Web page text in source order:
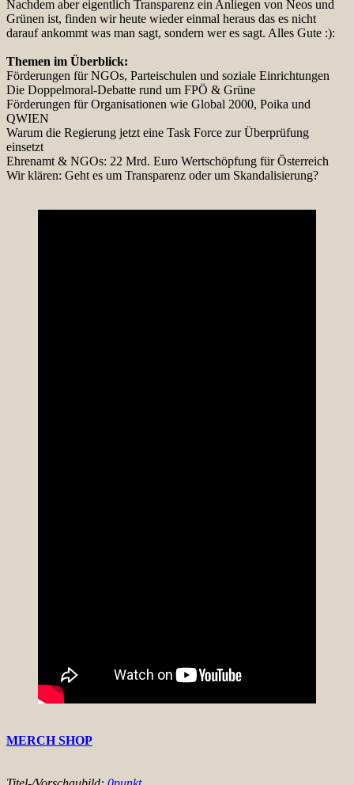
Nachdem aber eigentlich Transparenz ein Anliegen von Neos und
Grünen ist, finden wir heute wieder einmal heraus das es nicht
darauf ankommt was man sagt, sondern wer es sagt. Alles Gute :):
Themen im Überblick:
Förderungen für NGOs, Parteischulen und soziale Einrichtungen
Die Doppelmoral-Debatte rund um FPÖ & Grüne
Förderungen für Organisationen wie Global 2000, Poika und
QWIEN
Warum die Regierung jetzt eine Task Force zur Überprüfung
einsetzt
Ehrenamt & NGOs: 22 Mrd. Euro Wertschöpfung für Österreich
Wir klären: Geht es um Transparenz oder um Skandalisierung?
MERCH SHOP